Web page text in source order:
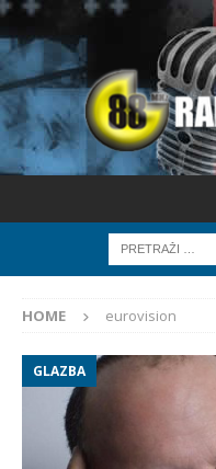
HOME eurovision
GLAZBA